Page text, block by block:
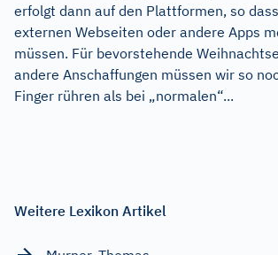
erfolgt dann auf den Plattformen, so
externen Webseiten oder andere Apps
müssen. Für bevorstehende
andere Anschaffungen müssen wir so
Finger rühren als bei „normalen“...
Weitere Lexikon Artikel